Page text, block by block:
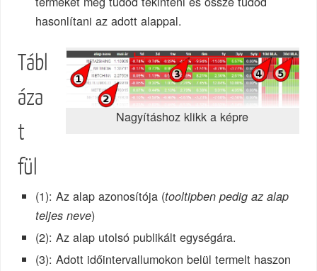
hasonlítani az adott alappal.
Nagyításhoz klikk a képre
Tábl
áza
t
fül
(1): Az alap azonosítója (tooltipben pedig az alap
teljes neve)
(2): Az alap utolsó publikált egységára.
(3): Adott időintervallumokon belül termelt haszon